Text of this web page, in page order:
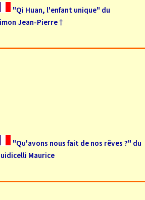
"Qi Huan, l'enfant unique" du
Jean-Pierre †
"Qu'avons nous fait de nos rêves ?" du
Maurice